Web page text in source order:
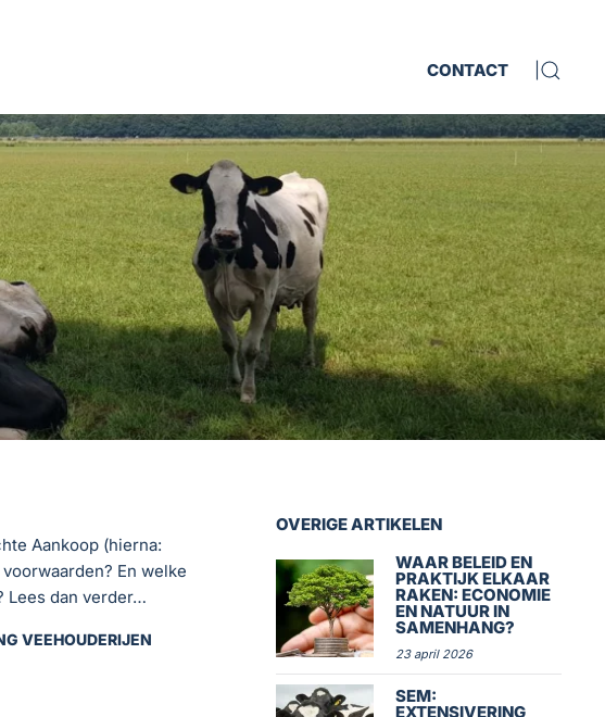
CONTACT
Aankoop (hierna:
En welke
Lees dan verder…
VEEHOUDERIJEN
OVERIGE ARTIKELEN
WAAR BELEID EN
PRAKTIJK ELKAAR
RAKEN: ECONOMIE
EN NATUUR IN
SAMENHANG?
23 april 2026
SEM:
EXTENSIVERING